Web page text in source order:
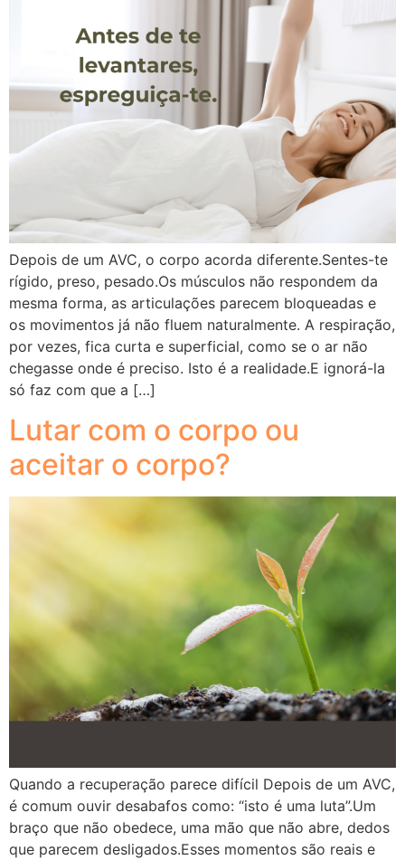
Depois de um AVC, o corpo acorda diferente.Sentes-te
rígido, preso, pesado.Os músculos não respondem da
mesma forma, as articulações parecem bloqueadas e
os movimentos já não fluem naturalmente. A respiração,
por vezes, fica curta e superficial, como se o ar não
chegasse onde é preciso. Isto é a realidade.E ignorá-la
só faz com que a […]
Lutar com o corpo ou
aceitar o corpo?
Quando a recuperação parece difícil Depois de um AVC,
é comum ouvir desabafos como: “isto é uma luta”.Um
braço que não obedece, uma mão que não abre, dedos
que parecem desligados.Esses momentos são reais e